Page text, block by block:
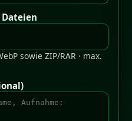
sowie ZIP/RAR · max.